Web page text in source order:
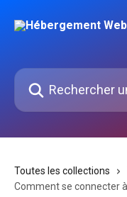
Rechercher un article...
Toutes les collections
Comment se connecter